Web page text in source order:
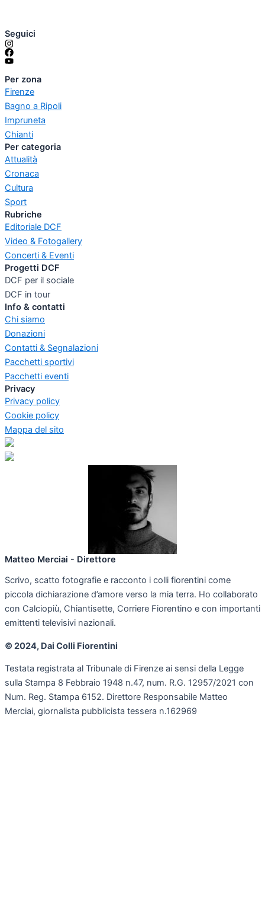
Seguici
Per zona
Firenze
Bagno a Ripoli
Impruneta
Chianti
Per categoria
Attualità
Cronaca
Cultura
Sport
Rubriche
Editoriale DCF
Video & Fotogallery
Concerti & Eventi
Progetti DCF
DCF per il sociale
DCF in tour
Info & contatti
Chi siamo
Donazioni
Contatti & Segnalazioni
Pacchetti sportivi
Pacchetti eventi
Privacy
Privacy policy
Cookie policy
Mappa del sito
Matteo Merciai - Direttore
Scrivo, scatto fotografie e racconto i colli fiorentini come
piccola dichiarazione d’amore verso la mia terra. Ho collaborato
con Calciopiù, Chiantisette, Corriere Fiorentino e con importanti
emittenti televisivi nazionali.
© 2024, Dai Colli Fiorentini
Testata registrata al Tribunale di Firenze ai sensi della Legge
sulla Stampa 8 Febbraio 1948 n.47, num. R.G. 12957/2021 con
Num. Reg. Stampa 6152. Direttore Responsabile Matteo
Merciai, giornalista pubblicista tessera n.162969